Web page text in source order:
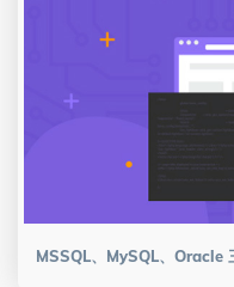
MSSQL、MySQL、Oracle